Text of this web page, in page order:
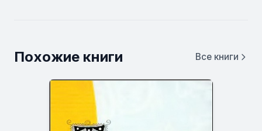
Похожие книги Все книги